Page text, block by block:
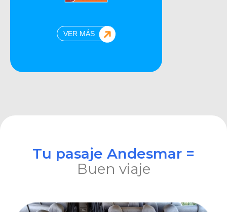
VER MÁS
Tu pasaje Andesmar =
Buen viaje